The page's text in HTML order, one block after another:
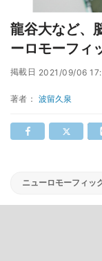
龍谷大など、
ーロモーフィ
掲載日 2021/09/06
著者： 波留久泉
ニューロモーフィッ